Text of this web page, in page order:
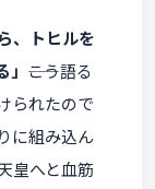
、トヒルを
――こう語る
られたので
に組み込ん
皇へと血筋